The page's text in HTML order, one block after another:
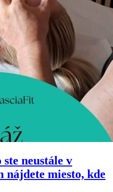
neustále v
nájdete miesto, kde